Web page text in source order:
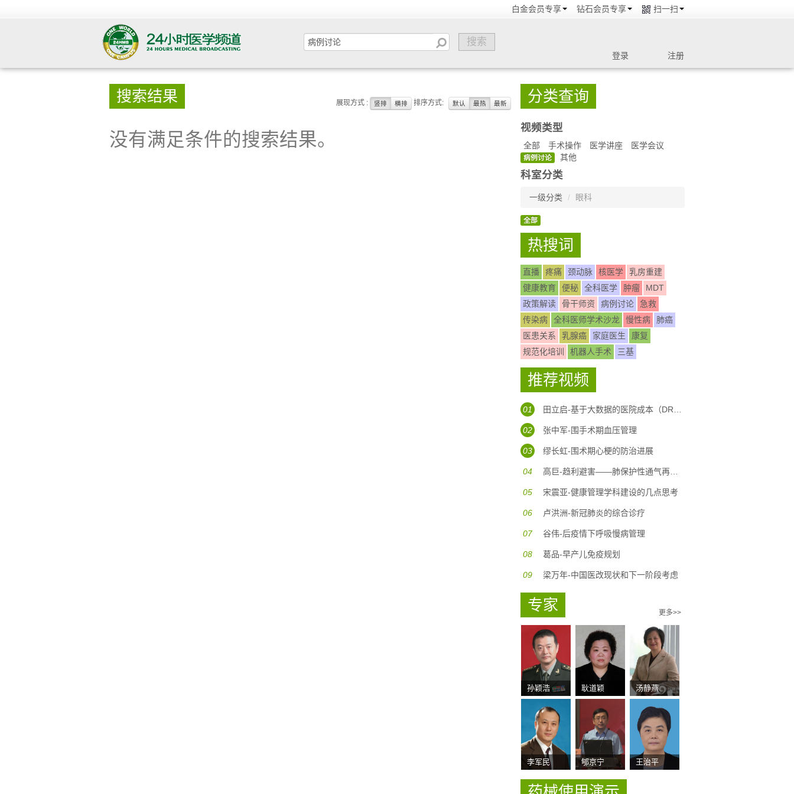
白金会员专享 钻石会员专享 扫一扫
登录 注册
搜索结果 展现方式 : 竖排 横排 排序方式: 默认 最热 最新
没有满足条件的搜索结果。
分类查询
视频类型
全部 手术操作 医学讲座 医学会议
病例讨论 其他
科室分类
一级分类 / 眼科
全部
热搜词
直播 疼痛 颈动脉 核医学
乳房重建
健康教育
便秘 全科医学 肿瘤
MDT
政策解读
骨干师资 病例讨论
急救
传染病
全科医师学术沙龙 慢性病
肺癌
医患关系
乳腺癌 家庭医生
康复
规范化培训
机器人手术 三基
推荐视频
01 田立启-基于大数据的医院成本（DRG DIP)核算体系构建
02 张中军-围手术期血压管理
03 缪长虹-围术期心梗的防治进展
04 高巨-趋利避害——肺保护性通气再认识
05 宋震亚-健康管理学科建设的几点思考
06 卢洪洲-新冠肺炎的综合诊疗
07 谷伟-后疫情下呼吸慢病管理
08 葛品-早产儿免疫规划
09 梁万年-中国医改现状和下一阶段考虑
专家 更多>>
孙颖浩 耿道颖 汤静燕
李军民 郇京宁 王治平